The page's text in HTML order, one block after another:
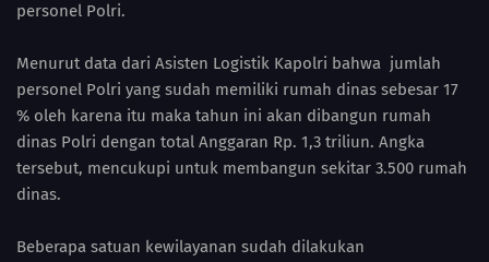
personel Polri.
Menurut data dari Asisten Logistik Kapolri bahwa jumlah
personel Polri yang sudah memiliki rumah dinas sebesar 17
% oleh karena itu maka tahun ini akan dibangun rumah
dinas Polri dengan total Anggaran Rp. 1,3 triliun. Angka
tersebut, mencukupi untuk membangun sekitar 3.500 rumah
dinas.
Beberapa satuan kewilayanan sudah dilakukan